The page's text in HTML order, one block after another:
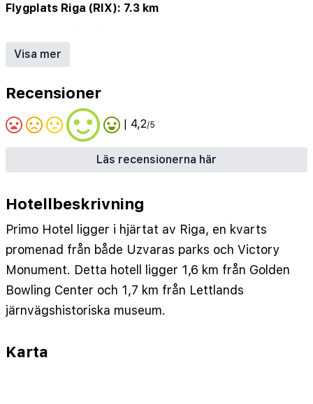
Flygplats Riga (RIX): 7.3 km
Parkering/garage (ev. mot avgift)
Visa mer
Recensioner
| 4,2/5
Läs recensionerna här
Hotellbeskrivning
Primo Hotel ligger i hjärtat av Riga, en kvarts
promenad från både Uzvaras parks och Victory
Monument. Detta hotell ligger 1,6 km från Golden
Bowling Center och 1,7 km från Lettlands
järnvägshistoriska museum.
Karta